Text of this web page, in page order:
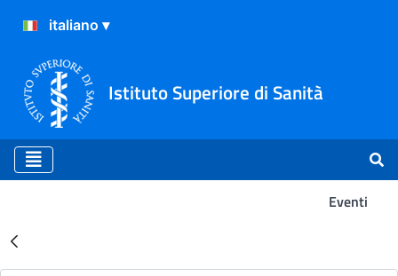
Istituto Superiore di Sanità
Eventi
Risultati della Ricerca -